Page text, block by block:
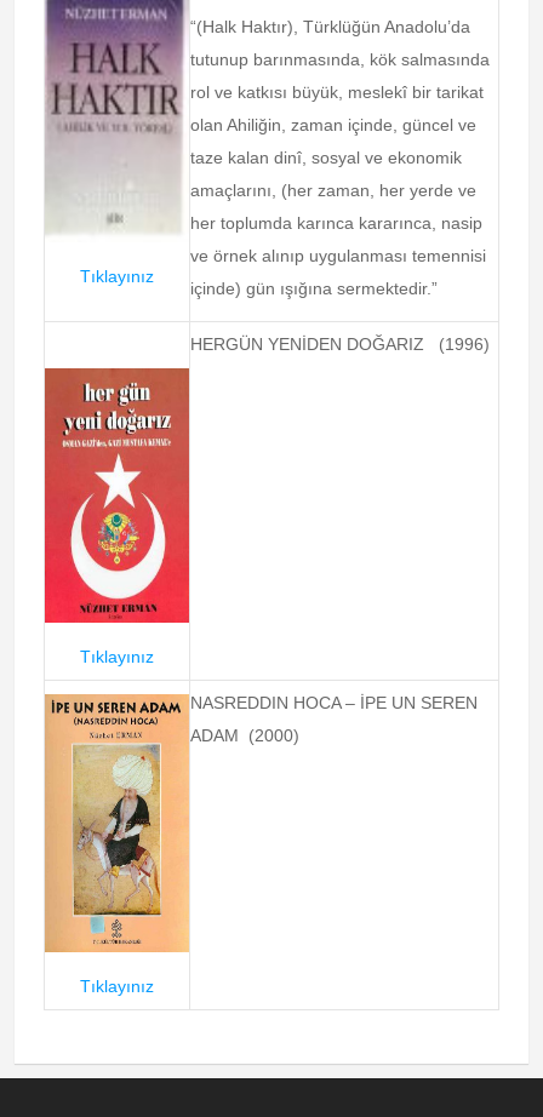
Tıklayınız
“(Halk Haktır), Türklüğün Anadolu’da
tutunup barınmasında, kök salmasında
rol ve katkısı büyük, meslekî bir tarikat
olan Ahiliğin, zaman içinde, güncel ve
taze kalan dinî, sosyal ve ekonomik
amaçlarını, (her zaman, her yerde ve
her toplumda karınca kararınca, nasip
ve örnek alınıp uygulanması temennisi
içinde) gün ışığına sermektedir.”
Tıklayınız
HERGÜN YENİDEN DOĞARIZ (1996)
Tıklayınız
NASREDDIN HOCA – İPE UN SEREN
ADAM (2000)